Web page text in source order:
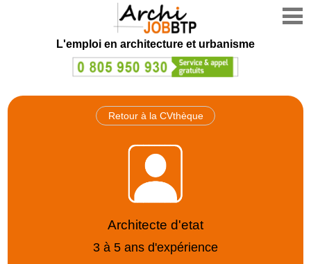
L'emploi en architecture et urbanisme
Retour à la CVthèque
Architecte d'etat
3 à 5 ans d'expérience